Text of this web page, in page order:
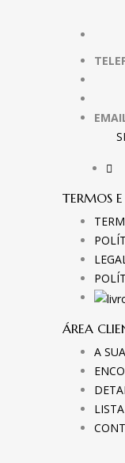
TERMOS
ÁREA
A